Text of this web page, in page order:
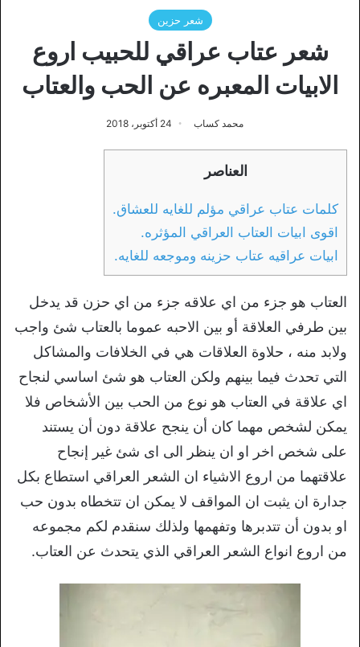
شعر حزين
شعر عتاب عراقي للحبيب اروع
الابيات المعبره عن الحب والعتاب
محمد كساب 24 أكتوبر، 2018
العناصر
كلمات عتاب عراقي مؤلم للغايه للعشاق.
اقوى ابيات العتاب العراقي المؤثره.
ابيات عراقيه عتاب حزينه وموجعه للغايه.
العتاب هو جزء من اي علاقه جزء من اي حزن قد يدخل
بين طرفي العلاقة أو بين الاحبه عموما بالعتاب شئ واجب
ولابد منه ، حلاوة العلاقات هي في الخلافات والمشاكل
التي تحدث فيما بينهم ولكن العتاب هو شئ اساسي لنجاح
اي علاقة في العتاب هو نوع من الحب بين الأشخاص فلا
يمكن لشخص مهما كان أن ينجح علاقة دون أن يستند
على شخص اخر او ان ينظر الى اى شئ غير إنجاح
علاقتهما من اروع الاشياء ان الشعر العراقي استطاع بكل
جدارة ان يثبت ان المواقف لا يمكن ان تتخطاه بدون حب
او بدون أن تتدبرها وتفهمها ولذلك سنقدم لكم مجموعه
من اروع انواع الشعر العراقي الذي يتحدث عن العتاب.